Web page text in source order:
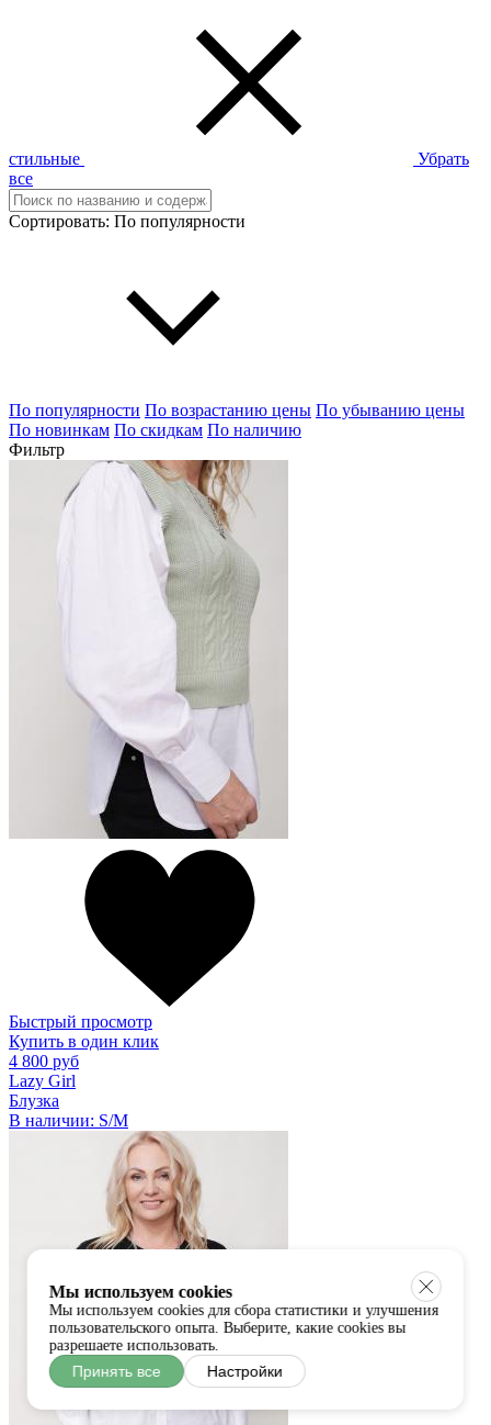
стильные
Убрать
все
Сортировать: По популярности
По популярности По возрастанию цены По убыванию цены
По новинкам По скидкам По наличию
Фильтр
Быстрый просмотр
Купить в один клик
4 800 руб
Lazy Girl
Блузка
В наличии: S/M
Мы используем cookies
Мы используем cookies для сбора статистики и улучшения
пользовательского опыта. Выберите, какие cookies вы
разрешаете использовать.
Принять все Настройки